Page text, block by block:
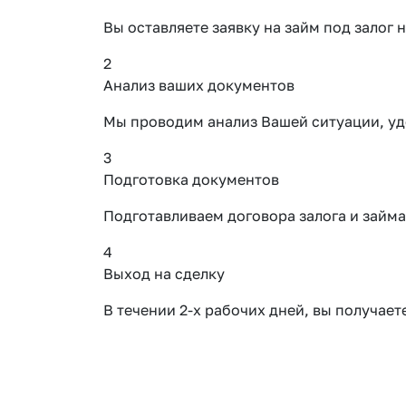
Вы оставляете заявку на займ под
2
Анализ ваших документов
Мы проводим анализ Вашей ситуации,
3
Подготовка документов
Подготавливаем договора залога и
4
Выход на сделку
В течении 2-х рабочих дней, вы